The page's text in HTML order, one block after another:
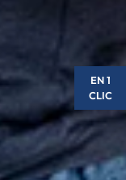
EN 1
CLIC